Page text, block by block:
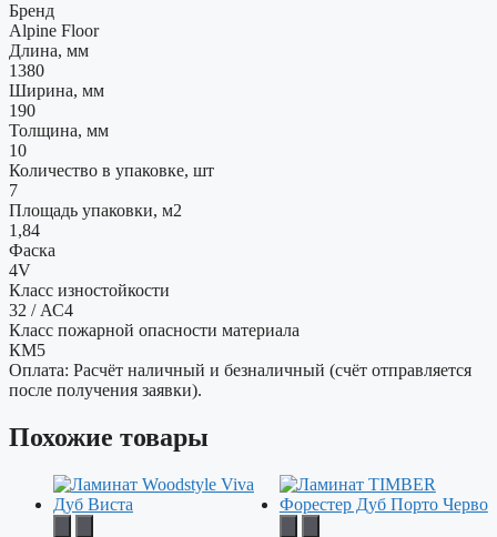
Бренд
Alpine Floor
Длина, мм
1380
Ширина, мм
190
Толщина, мм
10
Количество в упаковке, шт
7
Площадь упаковки, м2
1,84
Фаска
4V
Класс изностойкости
32 / АС4
Класс пожарной опасности материала
КМ5
Оплата: Расчёт наличный и безналичный (счёт отправляется
после получения заявки).
Похожие товары